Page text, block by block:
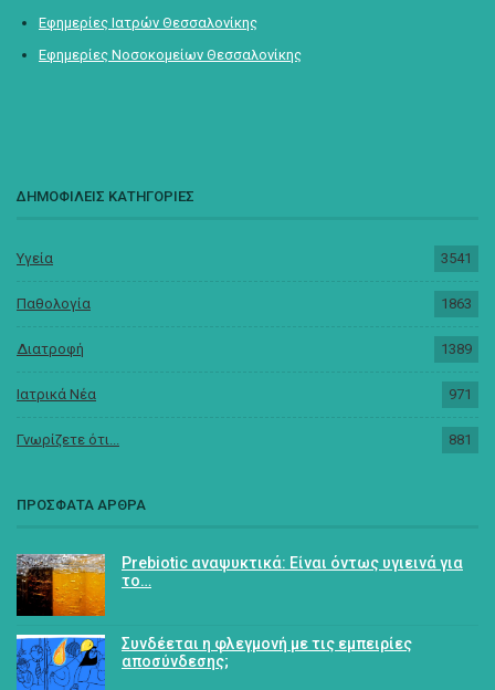
Εφημερίες Ιατρών Θεσσαλονίκης
Εφημερίες Νοσοκομείων Θεσσαλονίκης
ΔΗΜΟΦΙΛΕΙΣ ΚΑΤΗΓΟΡΙΕΣ
Υγεία 3541
Παθολογία 1863
Διατροφή 1389
Ιατρικά Νέα 971
Γνωρίζετε ότι... 881
ΠΡΟΣΦΑΤΑ ΑΡΘΡΑ
Prebiotic αναψυκτικά: Είναι όντως υγιεινά για
το…
Συνδέεται η φλεγμονή με τις εμπειρίες
αποσύνδεσης;